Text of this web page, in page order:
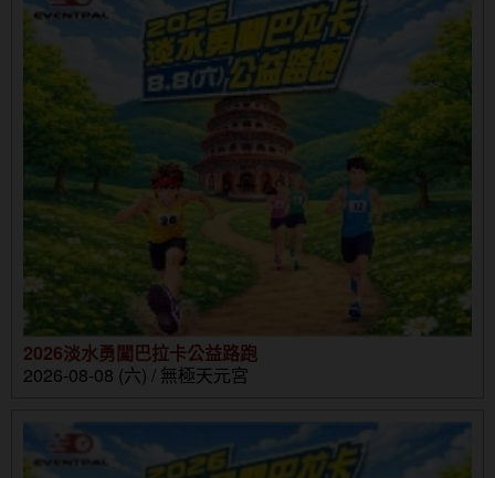
2026淡水勇闖巴拉卡公益路跑
2026-08-08 (六) / 無極天元宮